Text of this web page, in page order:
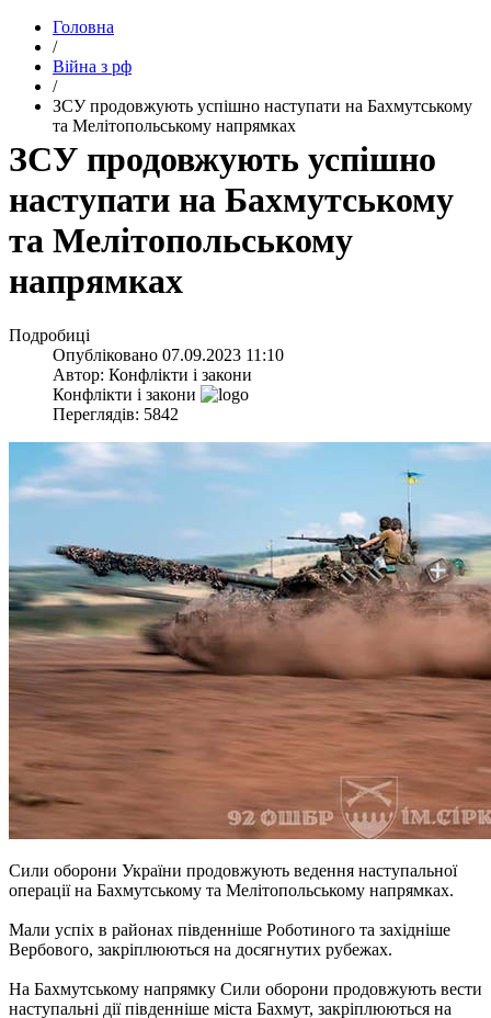
Головна
/
Війна з рф
/
​ЗСУ продовжують успішно наступати на Бахмутському
та Мелітопольському напрямках
​ЗСУ продовжують успішно
наступати на Бахмутському
та Мелітопольському
напрямках
Подробиці
Опубліковано 07.09.2023 11:10
Автор: Конфлікти і закони
Конфлікти і закони
Переглядів: 5842
Сили оборони України продовжують ведення наступальної
операції на Бахмутському та Мелітопольському напрямках.
Мали успіх в районах південніше Роботиного та західніше
Вербового, закріплюються на досягнутих рубежах.
На Бахмутському напрямку Сили оборони продовжують вести
наступальні дії південніше міста Бахмут, закріплюються на